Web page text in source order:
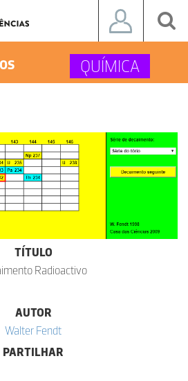
QUÍMICA
TÍTULO
Radioactivo
AUTOR
Walter Fendt
PARTILHAR